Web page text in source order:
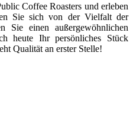
Coffee Roasters und erleben
Sie sich von der Vielfalt der
Sie einen außergewöhnlichen
heute Ihr persönliches Stück
Qualität an erster Stelle!